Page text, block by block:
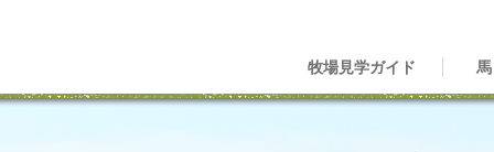
牧場見学ガイド